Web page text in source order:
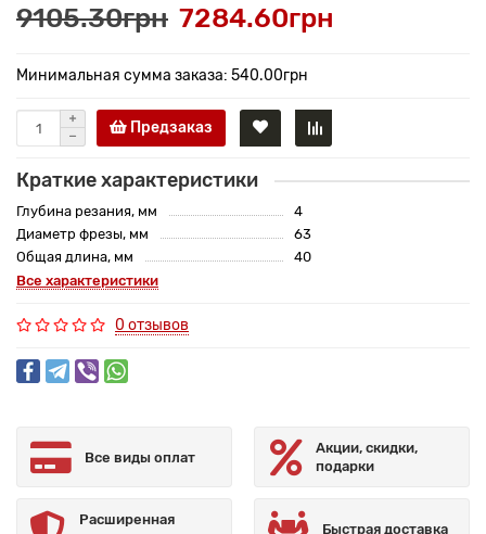
9105.30грн 7284.60грн
Минимальная сумма заказа: 540.00грн
Предзаказ
Краткие характеристики
Глубина резания, мм
4
Диаметр фрезы, мм
63
Общая длина, мм
40
Все характеристики
0 отзывов
Все виды оплат
Акции, скидки,
подарки
Расширенная
Быстрая доставка